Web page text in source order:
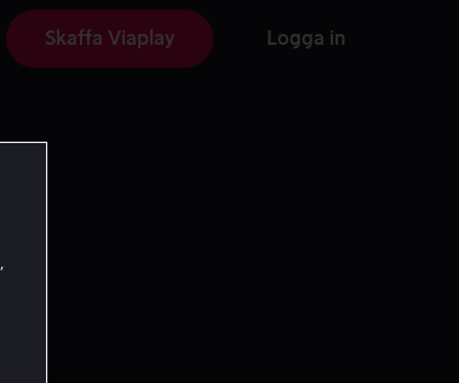
Skaffa Viaplay Logga in